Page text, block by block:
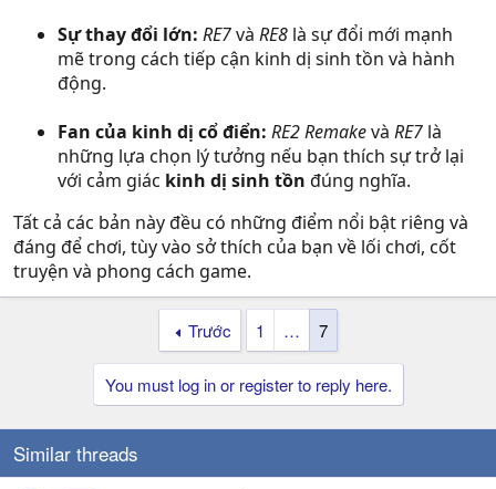
Sự thay đổi lớn: RE7và RE8 là sự đổi mới mạnh
mẽ trong cách tiếp cận kinh dị sinh tồn và hành
động.
Fan của kinh dị cổ điển: RE2 Remakevà RE7 là
những lựa chọn lý tưởng nếu bạn thích sự trở lại
với cảm giác kinh dị sinh tồn đúng nghĩa.
Tất cả các bản này đều có những điểm nổi bật riêng và
đáng để chơi, tùy vào sở thích của bạn về lối chơi, cốt
truyện và phong cách game.
Trước 1 … 7
You must log in or register to reply here.
Similar threads